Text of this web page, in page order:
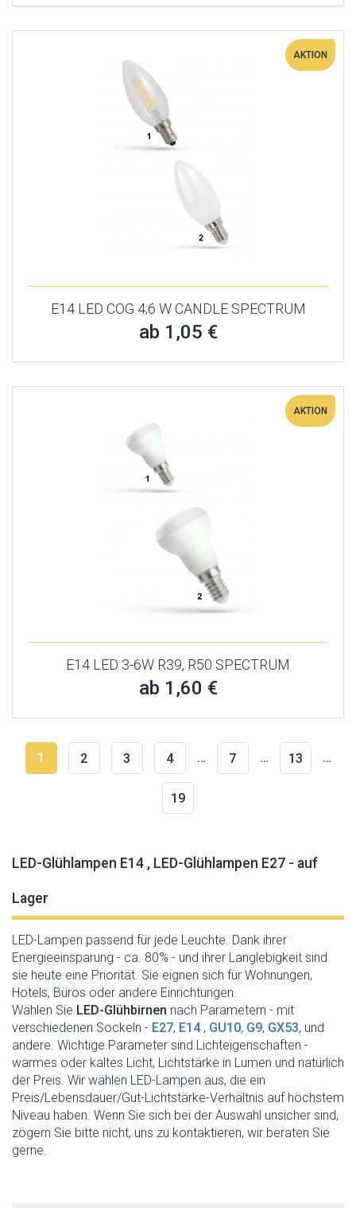
AKTION
E14 LED COG 4;6 W CANDLE SPECTRUM
ab 1,05 €
AKTION
E14 LED 3-6W R39, R50 SPECTRUM
ab 1,60 €
1 2 3 4 … 7 … 13 …
19
LED-Glühlampen E14 , LED-Glühlampen E27 - auf
Lager
LED-Lampen passend für jede Leuchte. Dank ihrer
Energieeinsparung - ca. 80% - und ihrer Langlebigkeit sind
sie heute eine Priorität. Sie eignen sich für Wohnungen,
Hotels, Büros oder andere Einrichtungen.
Wählen Sie LED-Glühbirnen nach Parametern - mit
verschiedenen Sockeln - E27, E14, GU10, G9, GX53, und
andere. Wichtige Parameter sind Lichteigenschaften -
warmes oder kaltes Licht, Lichtstärke in Lumen und natürlich
der Preis. Wir wählen LED-Lampen aus, die ein
Preis/Lebensdauer/Gut-Lichtstärke-Verhältnis auf höchstem
Niveau haben. Wenn Sie sich bei der Auswahl unsicher sind,
zögern Sie bitte nicht, uns zu kontaktieren, wir beraten Sie
gerne.